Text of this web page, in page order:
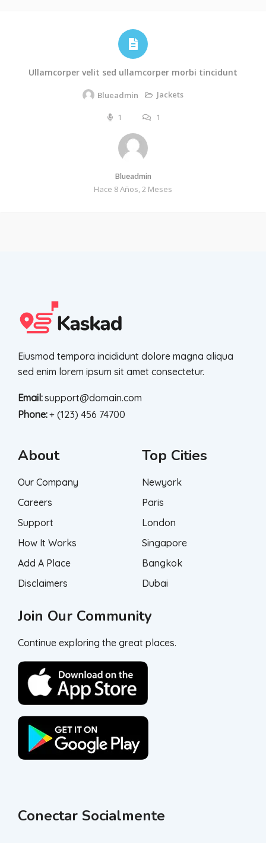
Ullamcorper velit sed ullamcorper morbi tincidunt
Blueadmin Jackets
1 1
Blueadmin
Hace 8 Años, 2 Meses
Eiusmod tempora incididunt dolore magna aliqua
sed enim lorem ipsum sit amet consectetur.
Email:support@domain.com
Phone:+ (123) 456 74700
About
Our Company
Careers
Support
How It Works
Add A Place
Disclaimers
Top Cities
Newyork
Paris
London
Singapore
Bangkok
Dubai
Join Our Community
Continue exploring the great places.
Conectar Socialmente